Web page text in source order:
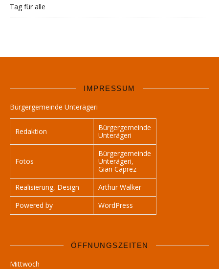
Tag für alle
IMPRESSUM
Bürgergemeinde Unterägeri
Redaktion
Bürgergemeinde
Unterägeri
Fotos
Bürgergemeinde
Unterägeri,
Gian Caprez
Realisierung, Design
Arthur Walker
Powered by
WordPress
ÖFFNUNGSZEITEN
Mittwoch